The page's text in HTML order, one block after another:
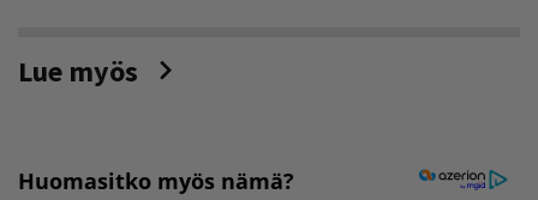
Lue myös